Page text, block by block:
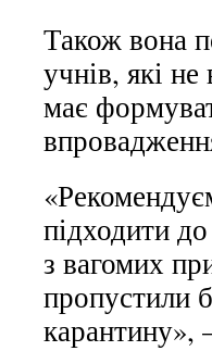
Також вона
учнів, які
має
підходити
з вагомих
пропустили
карантину»,